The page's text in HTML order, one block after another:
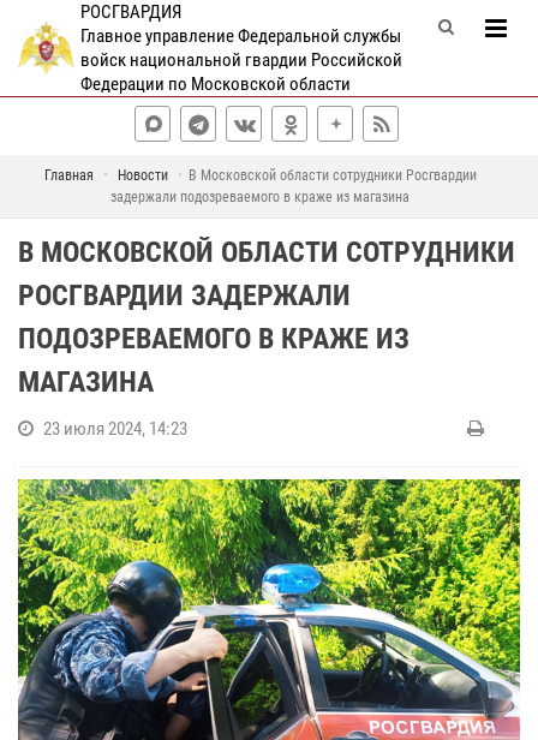
РОСГВАРДИЯ
Главное управление Федеральной службы
войск национальной гвардии Российской
Федерации по Московской области
Главная Новости
В Московской области сотрудники Росгвардии
задержали подозреваемого в краже из магазина
В МОСКОВСКОЙ ОБЛАСТИ СОТРУДНИКИ
РОСГВАРДИИ ЗАДЕРЖАЛИ
ПОДОЗРЕВАЕМОГО В КРАЖЕ ИЗ
МАГАЗИНА
23 июля 2024, 14:23